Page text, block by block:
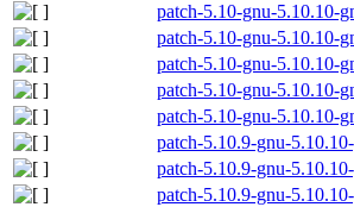
patch-5.10-gnu-5.10.10-
patch-5.10-gnu-5.10.10-
patch-5.10-gnu-5.10.10-
patch-5.10-gnu-5.10.10-
patch-5.10-gnu-5.10.10-
patch-5.10.9-gnu-
patch-5.10.9-gnu-
patch-5.10.9-gnu-